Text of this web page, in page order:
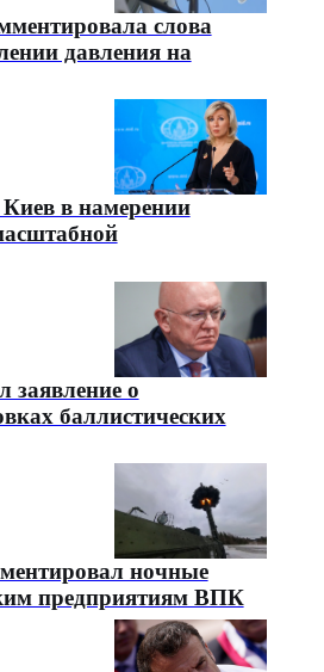
слова
давления на
в намерении
заявление о
баллистических
ночные
предприятиям ВПК